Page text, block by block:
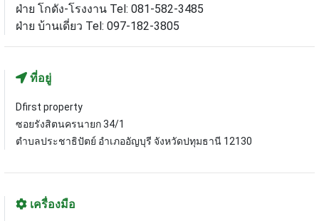
ฝ่าย โกดัง-โรงงาน Tel: 081-582-3485
ฝ่าย บ้านเดี่ยว Tel: 097-182-3805
ที่อยู่
Dfirst property
ซอยรังสิตนครนายก 34/1
ตำบลประชาธิปัตย์ อำเภออัญบุรี จังหวัดปทุมธานี 12130
เครื่องมือ